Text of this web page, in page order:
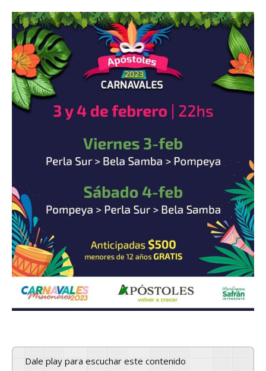
Dale play para escuchar este contenido